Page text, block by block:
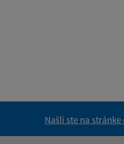
Našli ste na stránke